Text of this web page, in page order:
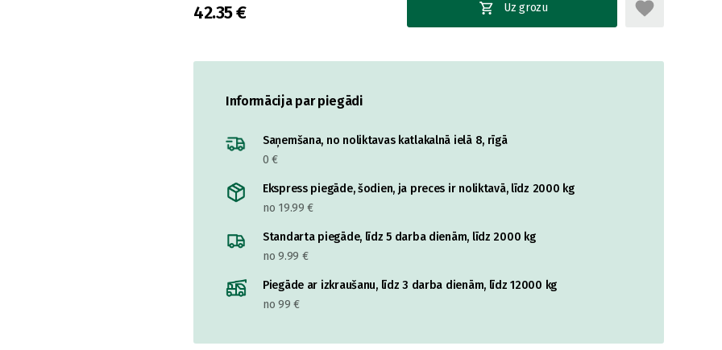
42.35 € Uz grozu
Informācija par piegādi
Saņemšana, no noliktavas katlakalnā ielā 8, rīgā
0 €
Ekspress piegāde, šodien, ja preces ir noliktavā, līdz 2000 kg
no 19.99 €
Standarta piegāde, līdz 5 darba dienām, līdz 2000 kg
no 9.99 €
Piegāde ar izkraušanu, līdz 3 darba dienām, līdz 12000 kg
no 99 €